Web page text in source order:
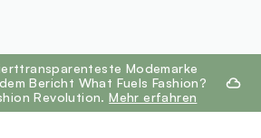
Modemarke
Bericht What Fuels Fashion?
Revolution.Mehr erfahren